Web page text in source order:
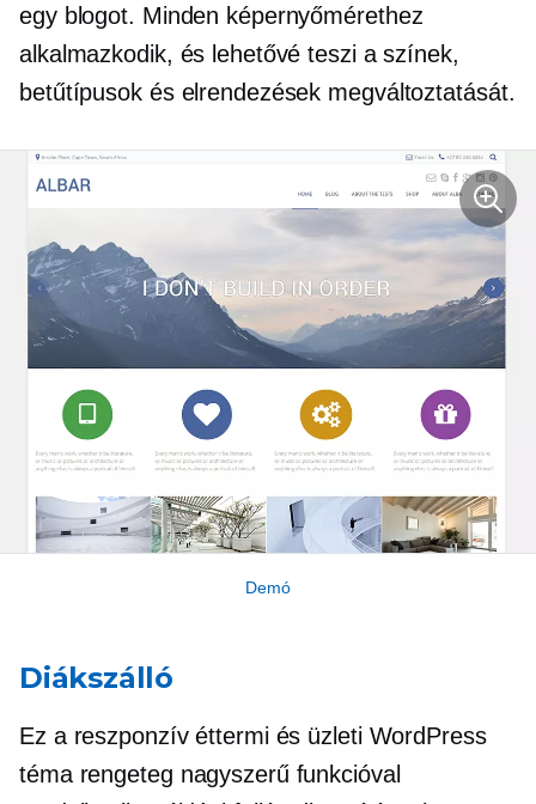
egy blogot. Minden képernyőmérethez
alkalmazkodik, és lehetővé teszi a színek,
betűtípusok és elrendezések megváltoztatását.
Demó
Diákszálló
Ez a reszponzív éttermi és üzleti WordPress
téma rengeteg nagyszerű funkcióval